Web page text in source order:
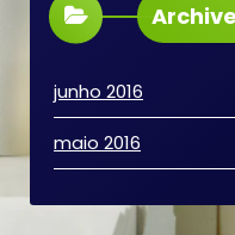
junho 2016
maio 2016